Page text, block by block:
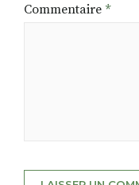
Commentaire *